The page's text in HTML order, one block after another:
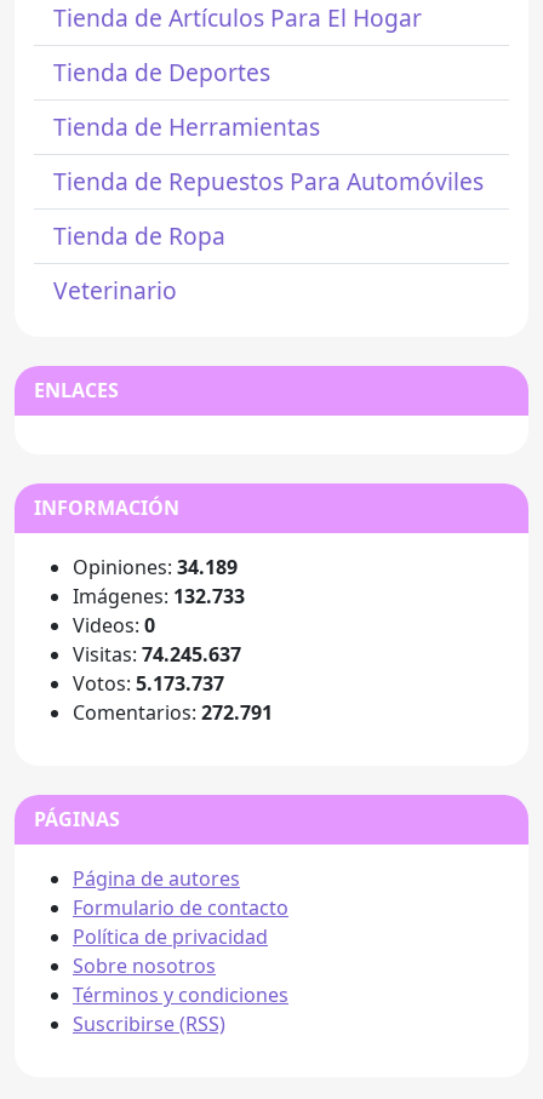
Tienda de Artículos Para El Hogar
Tienda de Deportes
Tienda de Herramientas
Tienda de Repuestos Para Automóviles
Tienda de Ropa
Veterinario
ENLACES
INFORMACIÓN
Opiniones: 34.189
Imágenes: 132.733
Videos: 0
Visitas: 74.245.637
Votos: 5.173.737
Comentarios: 272.791
PÁGINAS
Página de autores
Formulario de contacto
Política de privacidad
Sobre nosotros
Términos y condiciones
Suscribirse (RSS)